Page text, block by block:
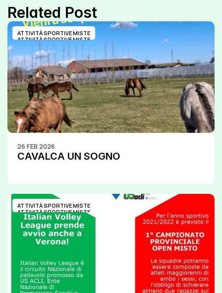
Related Post
ATTIVITÀ SPORTIVE MISTE
ATTIVITÀ SPORTIVE MISTE
26 FEB 2026
CAVALCA UN SOGNO
ATTIVITÀ SPORTIVE MISTE
ATTIVITÀ SPORTIVE MISTE